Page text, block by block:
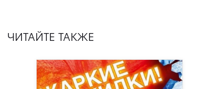
ЧИТАЙТЕ ТАКЖЕ